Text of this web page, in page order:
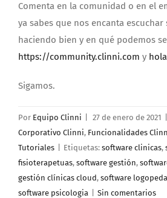
Comenta en la comunidad o en el
ya sabes que nos encanta escuchar
haciendo bien y en qué podemos
https://community.clinni.com y
Sigamos.
Por Equipo Clinni 27 de enero de 2021
Corporativo Clinni, Funcionalidades
Tutoriales
Etiquetas: software clinicas,
fisioterapetuas, software gestión,
gestión clínicas cloud, software
software psicologia
Sin comentarios